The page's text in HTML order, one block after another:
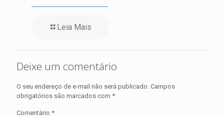
Leia Mais
Deixe um comentário
O seu endereço de e-mail não será publicado. Campos
obrigatórios são marcados com *
Comentário *